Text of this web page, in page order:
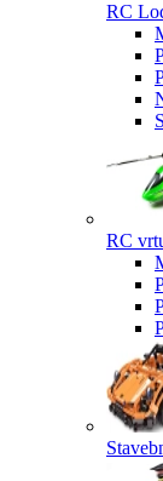
RC
RC